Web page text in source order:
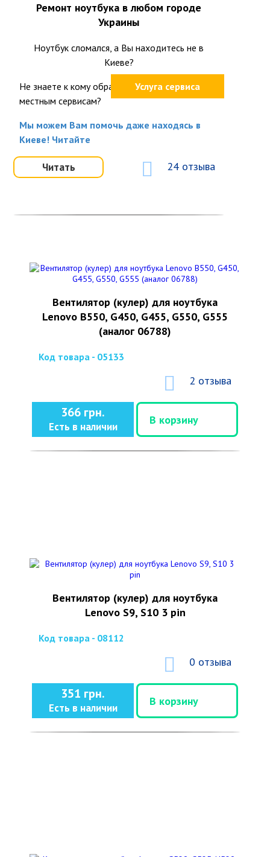
Услуга сервиса
Ремонт ноутбука в любом городе
Украины
Ноутбук сломался, а Вы находитесь не в
Киеве?
Не знаете к кому обратится или не доверяете
местным сервисам?
Мы можем Вам помочь даже находясь в
Киеве! Читайте
Читать 24 отзыва
Вентилятор (кулер) для ноутбука
Lenovo B550, G450, G455, G550, G555
(аналог 06788)
Код товара - 05133
2 отзыва
366 грн.
Есть в наличии
В корзину
Вентилятор (кулер) для ноутбука
Lenovo S9, S10 3 pin
Код товара - 08112
0 отзыва
351 грн.
Есть в наличии
В корзину